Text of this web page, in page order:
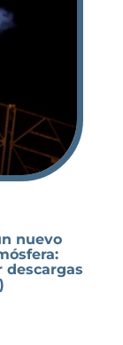
nuevo
descargas